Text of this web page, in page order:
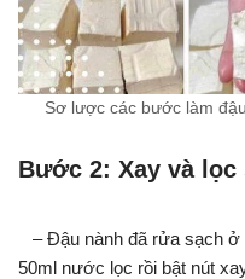
Sơ lược các bước làm
Bước 2: Xay và lọc
– Đậu nành đã rửa sạch ở
50ml nước lọc rồi bật nút